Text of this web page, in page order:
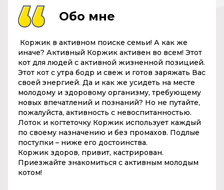
Обо мне
Коржик в активном поиске семьи! А как же
иначе? Активный Коржик активен во всем! Этот
кот для людей с активной жизненной позицией.
Этот кот с утра бодр и свеж и готов заряжать Вас
своей энергией. Да и как же усидеть на месте
молодому и здоровому организму, требующему
новых впечатлений и познаний? Но не путайте,
пожалуйста, активность с невоспитанностью.
Лоток и когтеточку Коржик использует каждый
по своему назначению и без промахов. Подлые
поступки – ниже его достоинства.
Коржик здоров, привит, кастрирован.
Приезжайте знакомиться с активным молодым
котом!